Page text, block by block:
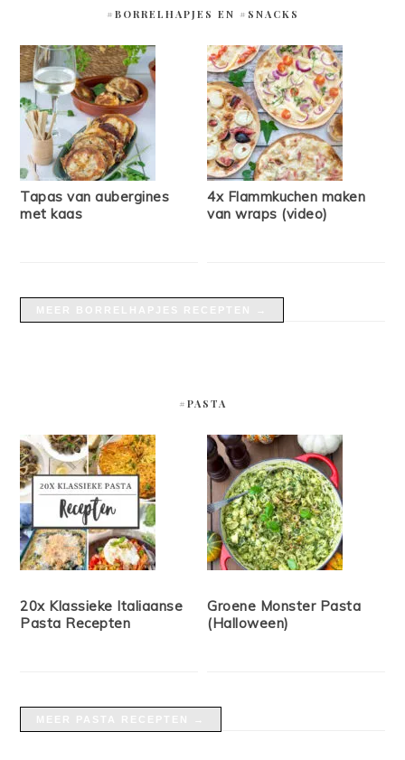
#BORRELHAPJES EN #SNACKS
Tapas van aubergines
met kaas
4x Flammkuchen maken
van wraps (video)
#PASTA
20x Klassieke Italiaanse
Pasta Recepten
Groene Monster Pasta
(Halloween)